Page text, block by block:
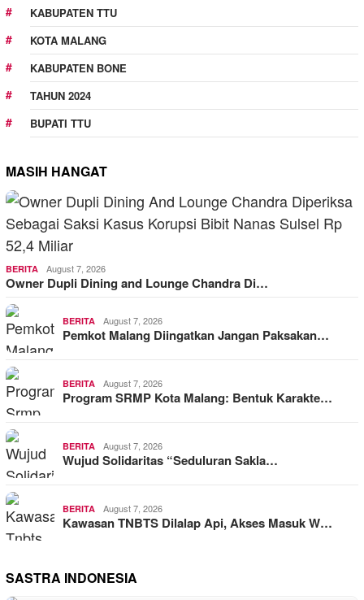
KABUPATEN TTU
KOTA MALANG
KABUPATEN BONE
TAHUN 2024
BUPATI TTU
MASIH HANGAT
BERITA August 7, 2026
Owner Dupli Dining and Lounge Chandra Di…
BERITA August 7, 2026
Pemkot Malang Diingatkan Jangan Paksakan…
BERITA August 7, 2026
Program SRMP Kota Malang: Bentuk Karakte…
BERITA August 7, 2026
Wujud Solidaritas “Seduluran Sakla…
BERITA August 7, 2026
Kawasan TNBTS Dilalap Api, Akses Masuk W…
SASTRA INDONESIA